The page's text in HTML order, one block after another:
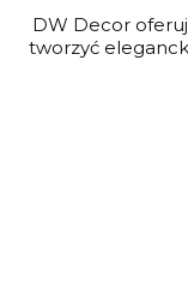
DW Decor
tworzyć